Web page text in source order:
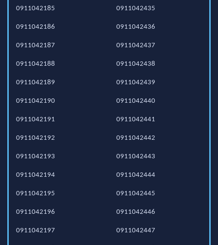
0911042185
0911042186
0911042187
0911042188
0911042189
0911042190
0911042191
0911042192
0911042193
0911042194
0911042195
0911042196
0911042197
0911042435
0911042436
0911042437
0911042438
0911042439
0911042440
0911042441
0911042442
0911042443
0911042444
0911042445
0911042446
0911042447